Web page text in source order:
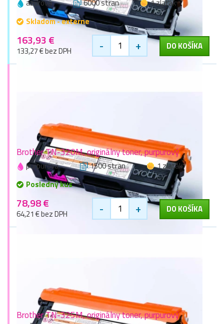
azúrová 6000 stran
1 zlaťák
Skladom - externe
163,93 €
133,27 € bez DPH - + DO KOŠÍKA
Brother TN-320M, originálny toner, purpurový
purpurová 1500 stran
1 zlaťák
Posledný kus
78,98 €
64,21 € bez DPH - + DO KOŠÍKA
Brother TN-325M, originálny toner, purpurový